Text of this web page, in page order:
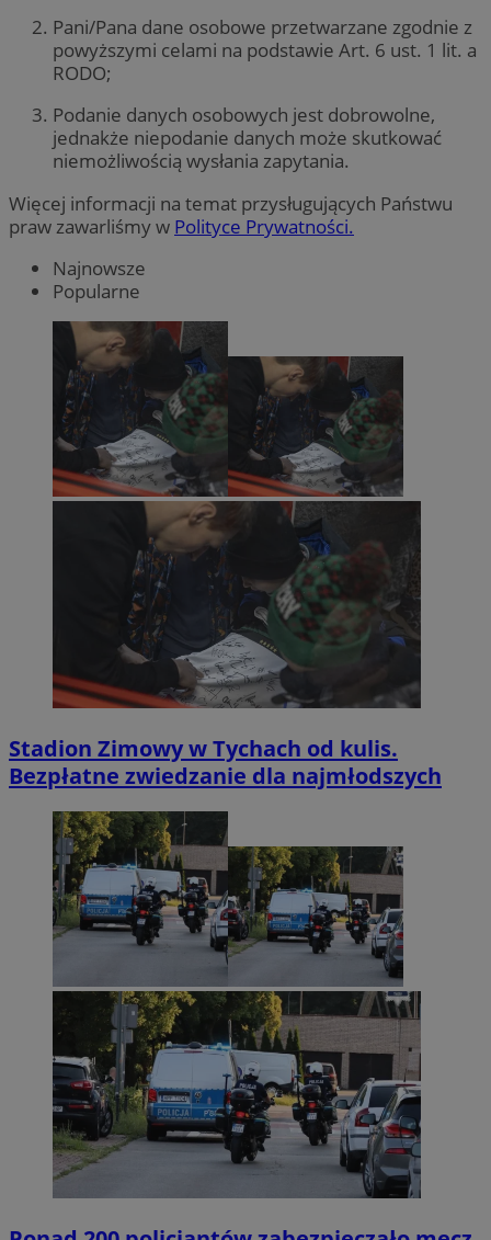
Pani/Pana dane osobowe przetwarzane zgodnie z
powyższymi celami na podstawie Art. 6 ust. 1 lit. a
RODO;
Podanie danych osobowych jest dobrowolne,
jednakże niepodanie danych może skutkować
niemożliwością wysłania zapytania.
Więcej informacji na temat przysługujących Państwu
praw zawarliśmy w Polityce Prywatności.
Najnowsze
Popularne
Stadion Zimowy w Tychach od kulis.
Bezpłatne zwiedzanie dla najmłodszych